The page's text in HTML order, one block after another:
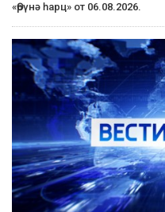
«Өрүнә һарц» от 06.08.2026.